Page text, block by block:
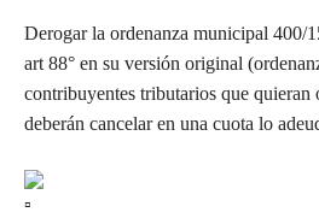
Derogar la ordenanza municipal 400/
art 88° en su versión original
contribuyentes tributarios que quieran
deberán cancelar en una cuota lo